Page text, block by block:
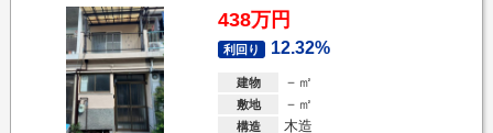
438万円
利回り 12.32%
建物 －㎡
敷地 －㎡
構造 木造